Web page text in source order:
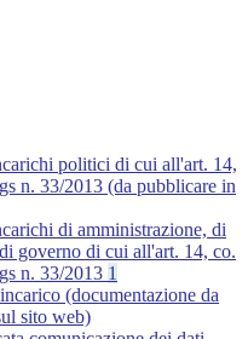
politici di cui all'art. 14,
n. 33/2013 (da pubblicare in
di amministrazione, di
governo di cui all'art. 14, co.
n. 33/2013 1
(documentazione da
sito web)